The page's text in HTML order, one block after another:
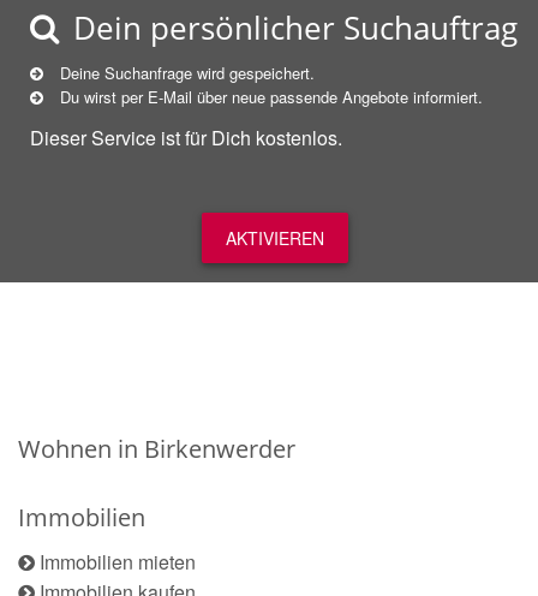
Dein persönlicher Suchauftrag
Deine Suchanfrage wird gespeichert.
Du wirst per E-Mail über neue passende Angebote informiert.
Dieser Service ist für Dich kostenlos.
AKTIVIEREN
Wohnen in Birkenwerder
Immobilien
Immobilien mieten